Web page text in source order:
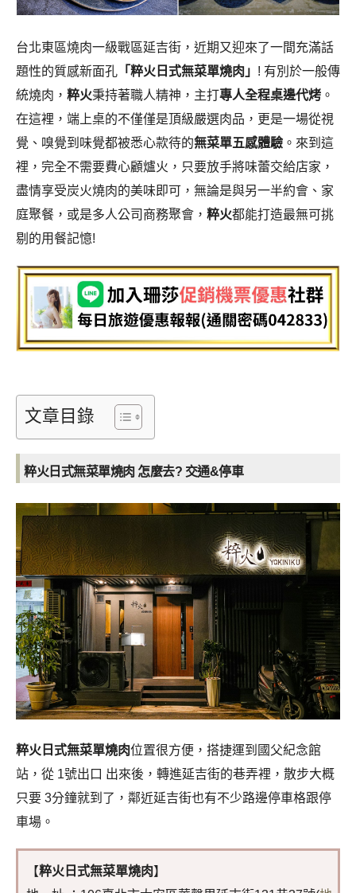
台北東區燒肉一級戰區延吉街，近期又迎來了一間充滿話
題性的質感新面孔 「粹火日式無菜單燒肉」 ! 有別於一般傳
統燒肉， 粹火秉持著職人精神，主打專人全程桌邊代烤 。
在這裡，端上桌的不僅僅是頂級嚴選肉品，更是一場從視
覺、嗅覺到味覺都被悉心款待的無菜單五感體驗 。來到這
裡，完全不需要費心顧爐火，只要放手將味蕾交給店家，
盡情享受炭火燒肉的美味即可，無論是與另一半約會、家
庭聚餐，或是多人公司商務聚會， 粹火都能打造最無可挑
剔的用餐記憶!
文章目錄
粹火日式無菜單燒肉 怎麼去? 交通&停車
粹火日式無菜單燒肉位置很方便，搭捷運到國父紀念館
站，從 1號出口 出來後，轉進延吉街的巷弄裡，散步大概
只要 3分鐘就到了，鄰近延吉街也有不少路邊停車格跟停
車場。
【粹火日式無菜單燒肉】